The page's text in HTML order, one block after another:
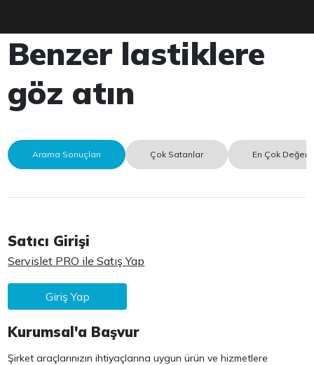
Benzer lastiklere
göz atın
Arama Sonuçları Çok Satanlar En Çok
Satıcı Girişi
Servislet PRO ile Satış Yap
Giriş Yap
Kurumsal'a Başvur
Şirket araçlarınızın ihtiyaçlarına uygun ürün ve hizmetlere